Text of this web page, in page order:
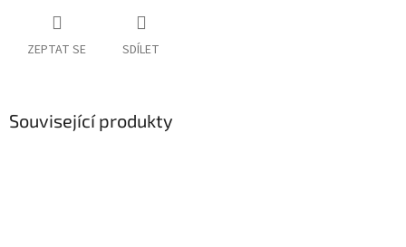
ZEPTAT SE SDÍLET
Související produkty